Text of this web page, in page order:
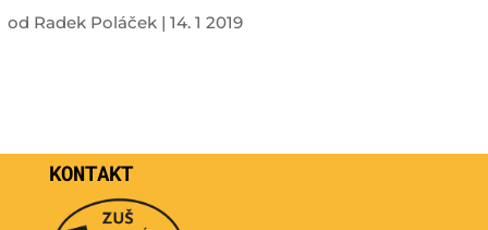
od Radek Poláček| 14. 1 2019
KONTAKT